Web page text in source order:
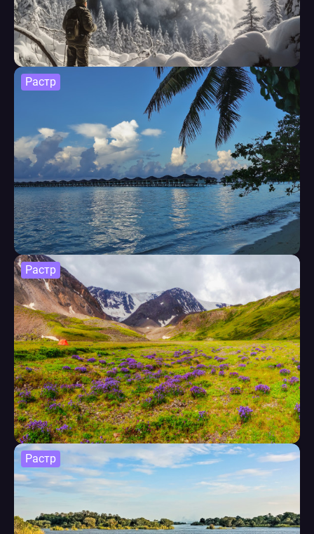
Растр
Растр
Растр